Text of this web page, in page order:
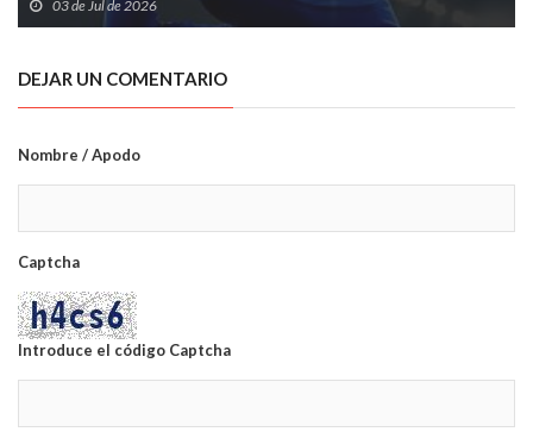
03 de Jul de 2026
DEJAR UN COMENTARIO
Nombre / Apodo
Captcha
Introduce el código Captcha